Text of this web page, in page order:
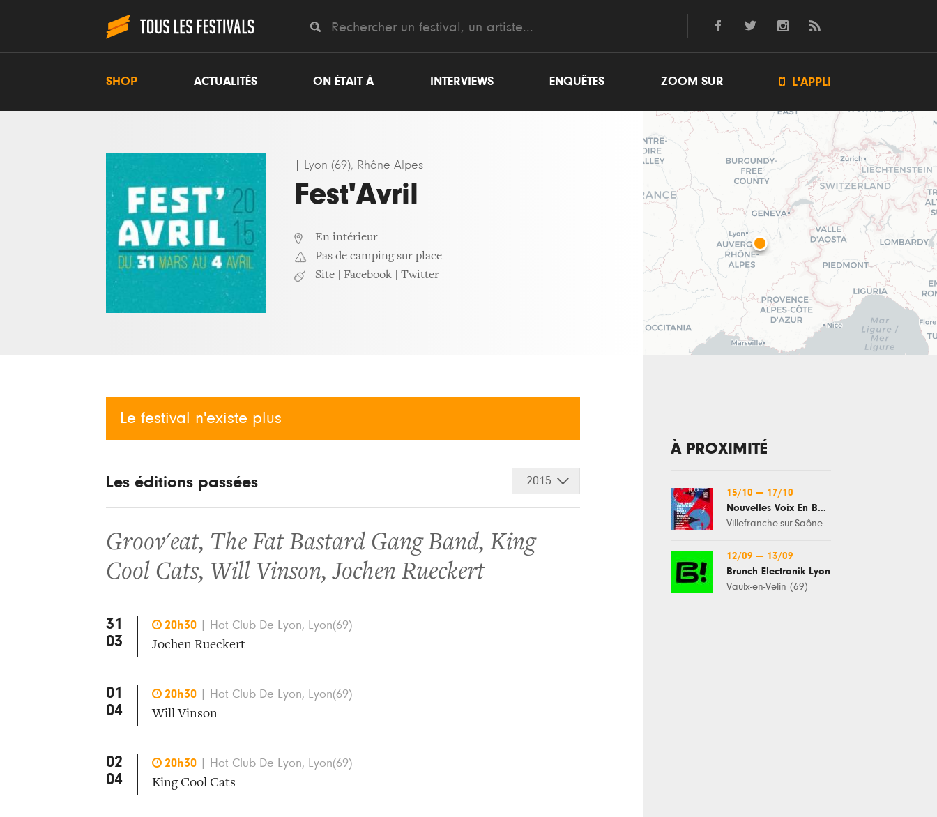
SHOP ACTUALITÉS ON ÉTAIT À INTERVIEWS ENQUÊTES ZOOM SUR  L'APPLI
Lyon (69), Rhône Alpes
Fest'Avril
En intérieur
Pas de camping sur place
Site
Facebook Twitter
Le festival n'existe plus
Les éditions passées 2015
Groov'eat, The Fat Bastard Gang Band, King
Cool Cats, Will Vinson,Jochen Rueckert
31
03
 20h30 Hot Club De Lyon, Lyon(69)
Jochen Rueckert
01
04
 20h30 Hot Club De Lyon, Lyon(69)
Will Vinson
02
04
 20h30 Hot Club De Lyon, Lyon(69)
King Cool Cats
À PROXIMITÉ
15/10 — 17/10
Nouvelles Voix En Beaujolais
Villefranche-sur-Saône (69)
12/09 — 13/09
Brunch Electronik Lyon
Vaulx-en-Velin (69)